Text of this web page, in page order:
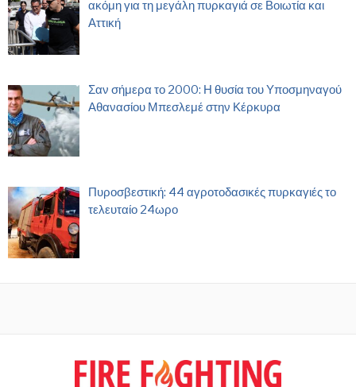
ακόμη για τη μεγάλη πυρκαγιά σε Βοιωτία και
Αττική
Σαν σήμερα το 2000: Η θυσία του Υποσμηναγού
Αθανασίου Μπεσλεμέ στην Κέρκυρα
Πυροσβεστική: 44 αγροτοδασικές πυρκαγιές το
τελευταίο 24ωρο